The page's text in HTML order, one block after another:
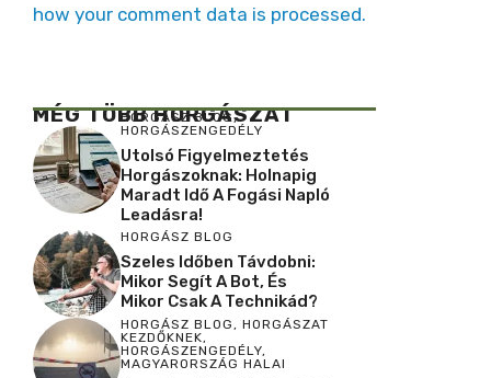
how your comment data is processed.
MÉG TÖBB HORGÁSZAT
HORGÁSZ BLOG,
HORGÁSZENGEDÉLY
Utolsó Figyelmeztetés
Horgászoknak: Holnapig
Maradt Idő A Fogási Napló
Leadásra!
HORGÁSZ BLOG
Szeles Időben Távdobni:
Mikor Segít A Bot, És
Mikor Csak A Technikád?
HORGÁSZ BLOG, HORGÁSZAT
KEZDŐKNEK,
HORGÁSZENGEDÉLY,
MAGYARORSZÁG HALAI